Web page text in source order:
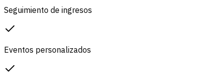
Seguimiento de ingresos
Eventos personalizados